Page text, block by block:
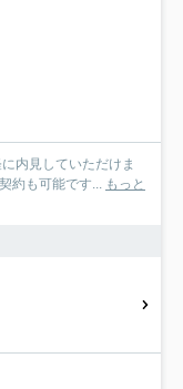
内見していただけま
約も可能です... もっと